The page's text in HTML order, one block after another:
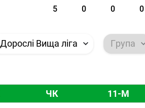
5 0 0 0
Дорослі Вища ліга Група
ЧК 11-М